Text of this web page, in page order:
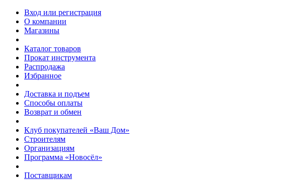
Вход или регистрация
О компании
Магазины
Каталог товаров
Прокат инструмента
Распродажа
Избранное
Доставка и подъем
Способы оплаты
Возврат и обмен
Клуб покупателей «Ваш Дом»
Строителям
Организациям
Программа «Новосёл»
Поставщикам